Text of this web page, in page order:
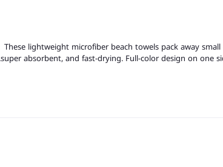
These lightweight microfiber beach towels pack away
super absorbent, and fast-drying. Full-color design on one